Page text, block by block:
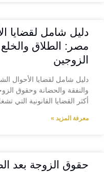
دليل شامل لقضايا
مصر: الطلاق
الزوجين
دليل شامل لقضايا الأحوال
والنفقة والحضانة وحقوق
أكثر القضايا القانونية التي
معرفة المزيد »
حقوق الزوجة بعد